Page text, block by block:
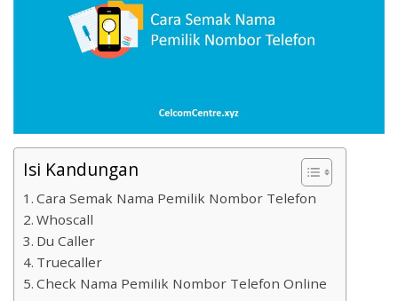
Isi Kandungan
Cara Semak Nama Pemilik Nombor Telefon
Whoscall
Du Caller
Truecaller
Check Nama Pemilik Nombor Telefon Online